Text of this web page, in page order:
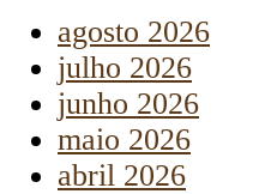
agosto 2026
julho 2026
junho 2026
maio 2026
abril 2026